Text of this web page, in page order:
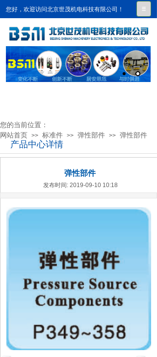
您好，欢迎访问北京世茂机电科技有限公司！
产品中心详情
网站首页 >> 标准件 >> 弹性部件 >> 弹性部件
您的当前位置：
弹性部件
发布时间: 2019-09-10 10:18